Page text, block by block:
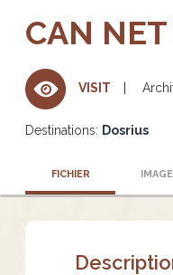
CAN NET
VISIT
Destinations: Dosrius
FICHIER